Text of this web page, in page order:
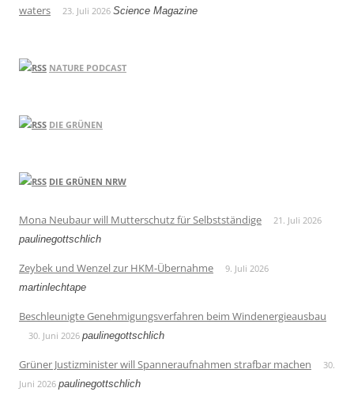
waters
23. Juli 2026 Science Magazine
NATURE PODCAST
DIE GRÜNEN
DIE GRÜNEN NRW
Mona Neubaur will Mutterschutz für Selbstständige
21. Juli 2026
paulinegottschlich
Zeybek und Wenzel zur HKM-Übernahme
9. Juli 2026
martinlechtape
Beschleunigte Genehmigungsverfahren beim Windenergieausbau
30. Juni 2026 paulinegottschlich
Grüner Justizminister will Spanneraufnahmen strafbar machen
30.
Juni 2026 paulinegottschlich